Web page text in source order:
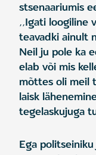
stsenaariumis
,,Igati loogiline
teavadki ainult
Neil ju pole ka
elab või mis
mõttes oli meil
laisk
tegelaskujuga
Ega